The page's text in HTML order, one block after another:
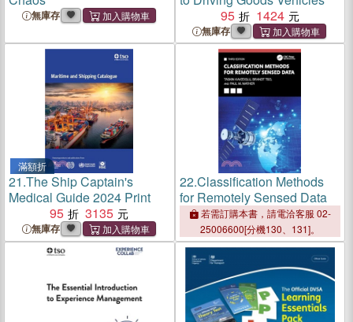
無庫存
95
1424
無庫存
滿額折
21.The Ship Captain's
Medical Guide 2024 Print
95
3135
無庫存
22.Classification Methods
for Remotely Sensed Data
若需訂購本書，請電洽客服 02-
25006600[分機130、131]。